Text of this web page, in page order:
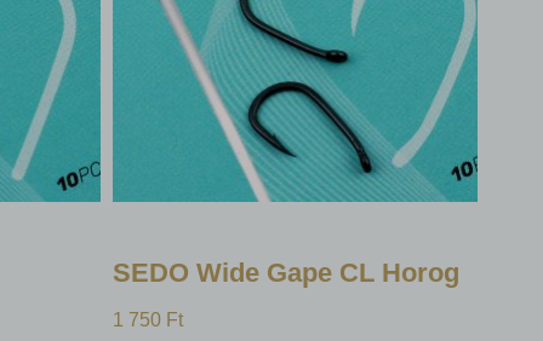
SEDO Wide Gape CL Horog
1 750 Ft
például
nem